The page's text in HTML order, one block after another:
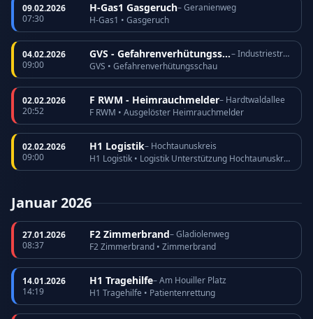
09.02.2026
07:30
H-Gas1 Gasgeruch– Geranienweg
H-Gas1 • Gasgeruch
04.02.2026
09:00
GVS - Gefahrenverhütungsschau
– Industriestraße
GVS • Gefahrenverhütungsschau
02.02.2026
20:52
F RWM - Heimrauchmelder– Hardtwaldallee
F RWM • Ausgelöster Heimrauchmelder
02.02.2026
09:00
H1 Logistik– Hochtaunuskreis
H1 Logistik • Logistik Unterstützung Hochtaunuskreis
Januar 2026
27.01.2026
08:37
F2 Zimmerbrand– Gladiolenweg
F2 Zimmerbrand • Zimmerbrand
14.01.2026
14:19
H1 Tragehilfe– Am Houiller Platz
H1 Tragehilfe • Patientenrettung